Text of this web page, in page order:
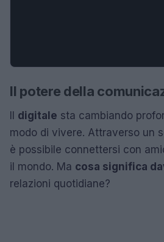
Il potere della
Il digitale sta cambiando
modo di vivere. Attraverso un
è possibile connettersi con
il mondo. Ma cosa significa
relazioni quotidiane?